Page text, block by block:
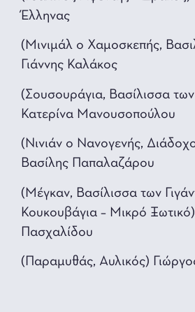
Έλληνας
(Μινιμάλ ο Χαμοσκεπής,
Γιάννης Καλάκος
(Σουσουράγια, Βασίλισσα
Κατερίνα Μανουσοπούλου
(Νινιάν ο Νανογενής,
Βασίλης Παπαλαζάρου
(Μέγκαν, Βασίλισσα των
Κουκουβάγια – Μικρό
Πασχαλίδου
(Παραμυθάς, Αυλικός)